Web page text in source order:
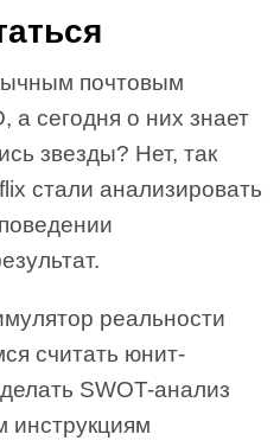
почтовым
сегодня о них знает
звезды? Нет, так
стали анализировать
реальности
считать юнит-
SWOT-анализ
инструкциям